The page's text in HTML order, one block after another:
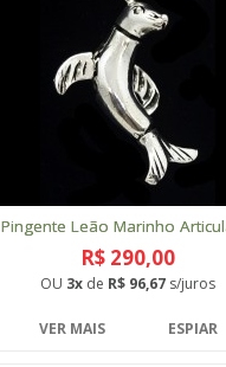
Pingente Leão Marinho
R$ 290,00
OU 3x de R$ 96,67 s/juros
VER MAIS ESPIAR